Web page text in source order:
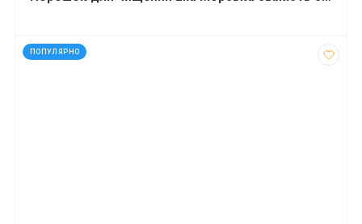
ПОПУЛЯРНО
код: 40752